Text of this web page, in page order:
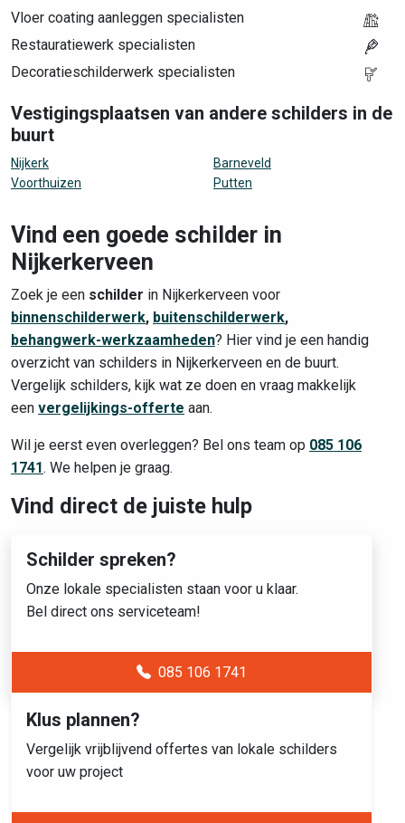
Vloer coating aanleggen specialisten
Restauratiewerk specialisten
Decoratieschilderwerk specialisten
Vestigingsplaatsen van andere schilders in de
buurt
Nijkerk
Voorthuizen
Barneveld
Putten
Vind een goede schilder in
Nijkerkerveen
Zoek je een schilder in Nijkerkerveen voor
binnenschilderwerk, buitenschilderwerk,
behangwerk-werkzaamheden? Hier vind je een handig
overzicht van schilders in Nijkerkerveen en de buurt.
Vergelijk schilders, kijk wat ze doen en vraag makkelijk
een vergelijkings-offerte aan.
Wil je eerst even overleggen? Bel ons team op 085 106
1741. We helpen je graag.
Vind direct de juiste hulp
Schilder spreken?
Onze lokale specialisten staan voor u klaar.
Bel direct ons serviceteam!
085 106 1741
Klus plannen?
Vergelijk vrijblijvend offertes van lokale schilders
voor uw project